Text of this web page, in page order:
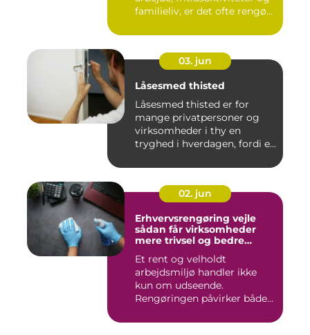
familieliv, er det ofte rengø...
03. jun
Låsesmed thisted
Låsesmed thisted er for
mange privatpersoner og
virksomheder i thy en
tryghed i hverdagen, fordi en
02. jun
Erhvervsrengøring vejle
sådan får virksomheder
mere trivsel og bedre
Et rent og velholdt
arbejdsmiljø handler ikke
kun om udseende.
Rengøringen påvirker både